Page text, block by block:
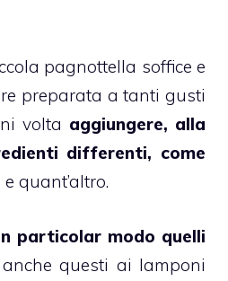
pagnottella soffice e
preparata a tanti gusti
volta aggiungere, alla
differenti, come
e quant’altro.
particolar modo quelli
questi ai lamponi